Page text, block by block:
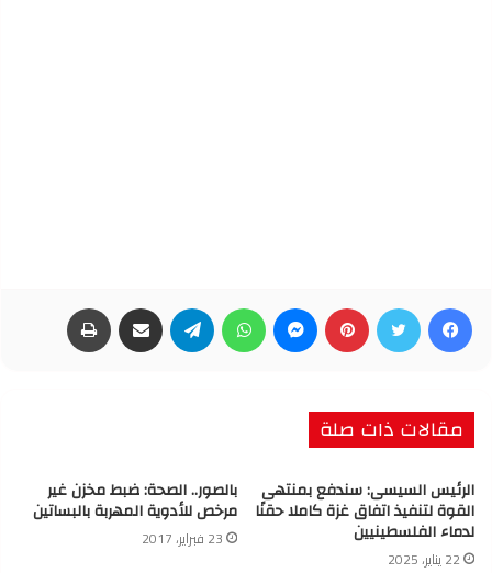
فيسبوك تويتر بينتيريست ماسنجر واتساب تيلقرام مشاركة عبر البريد
مقالات ذات صلة
الرئيس السيسى: سندفع بمنتهى
القوة لتنفيذ اتفاق غزة كاملا حقنًا
لدماء الفلسطينيين
22 يناير، 2025
بالصور.. الصحة: ضبط مخزن غير
مرخص للأدوية المهربة بالبساتين
23 فبراير، 2017